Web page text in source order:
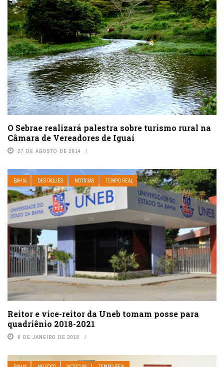
O Sebrae realizará palestra sobre turismo rural na
Câmara de Vereadores de Iguaí
27 DE AGOSTO DE 2014
BAHIA DESTAQUES NOTÍCIAS TEMPO REAL
Reitor e vice-reitor da Uneb tomam posse para
quadriênio 2018-2021
6 DE JANEIRO DE 2018